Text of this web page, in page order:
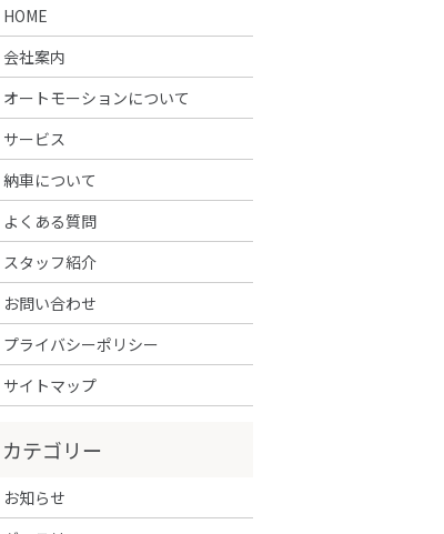
HOME
会社案内
オートモーションについて
サービス
納車について
よくある質問
スタッフ紹介
お問い合わせ
プライバシーポリシー
サイトマップ
お知らせ